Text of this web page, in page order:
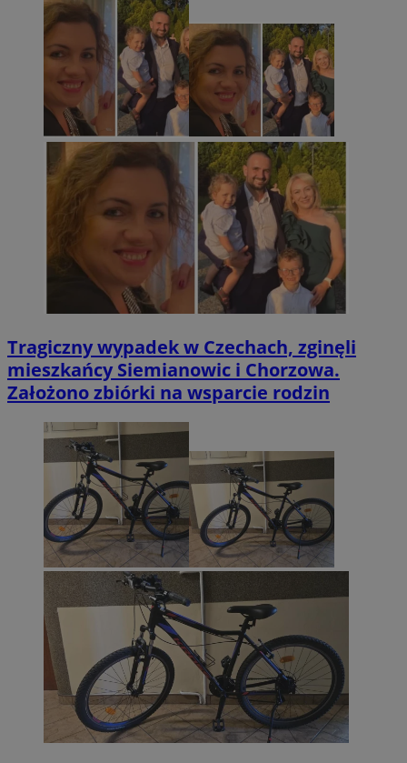
Tragiczny wypadek w Czechach, zginęli
mieszkańcy Siemianowic i Chorzowa.
Założono zbiórki na wsparcie rodzin